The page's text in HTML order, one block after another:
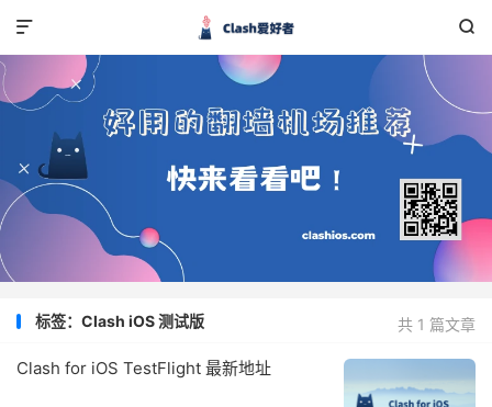


共 1 篇文章
标签：Clash iOS 测试版
Clash for iOS TestFlight 最新地址